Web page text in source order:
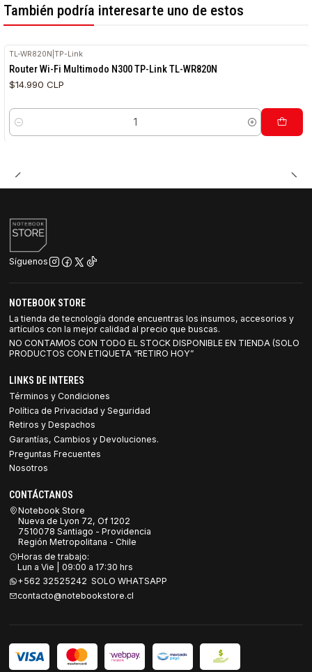
También podría interesarte uno de estos
TL-WR820N |TP-Link
Router Wi-Fi Multimodo N300 TP-Link TL-WR820N
$14.990 CLP
Cantidad
Síguenos
NOTEBOOK STORE
La tienda de tecnología donde encuentras los insumos, accesorios y
artículos con la mejor calidad al precio que buscas.
NO CONTAMOS CON TODO EL STOCK DISPONIBLE EN TIENDA (SOLO
PRODUCTOS CON ETIQUETA “RETIRO HOY”
LINKS DE INTERES
Términos y Condiciones
Política de Privacidad y Seguridad
Retiros y Despachos
Garantías, Cambios y Devoluciones.
Preguntas Frecuentes
Nosotros
CONTÁCTANOS
Notebook Store
Nueva de Lyon 72, Of 1202
7510078 Santiago - Providencia
Región Metropolitana - Chile
Horas de trabajo:
Lun a Vie | 09:00 a 17:30 hrs
+562 32525242 SOLO WHATSAPP
contacto@notebookstore.cl